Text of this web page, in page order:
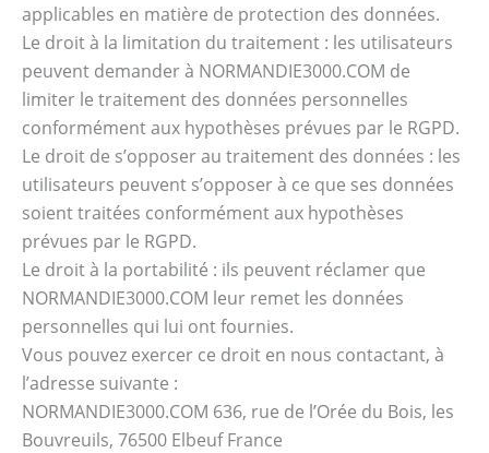
applicables en matière de protection des données.
Le droit à la limitation du traitement : les utilisateurs
peuvent demander à NORMANDIE3000.COM de
limiter le traitement des données personnelles
conformément aux hypothèses prévues par le RGPD.
Le droit de s’opposer au traitement des données : les
utilisateurs peuvent s’opposer à ce que ses données
soient traitées conformément aux hypothèses
prévues par le RGPD.
Le droit à la portabilité : ils peuvent réclamer que
NORMANDIE3000.COM leur remet les données
personnelles qui lui ont fournies.
Vous pouvez exercer ce droit en nous contactant, à
l’adresse suivante :
NORMANDIE3000.COM 636, rue de l’Orée du Bois, les
Bouvreuils, 76500 Elbeuf France